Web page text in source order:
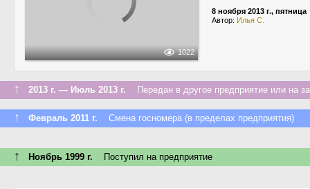
1022
8 ноября 2013 г., пятница
Автор: Илья С.
↑ 2013 г. — Июль 2013 г. Передан в другое предприятие или на
↑ Февраль 2011 г. Смена госномера (в пределах предприятия)
↑ Ноябрь 1999 г. Поступил на предприятие